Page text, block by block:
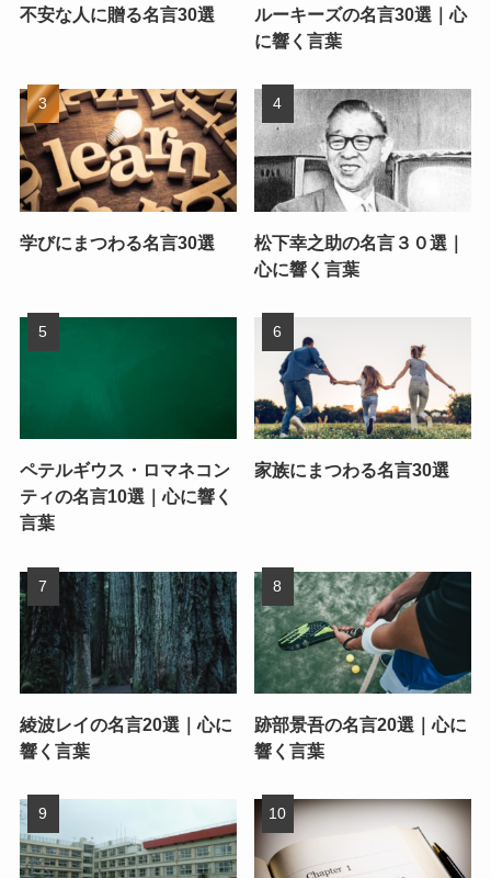
不安な人に贈る名言30選
ルーキーズの名言30選｜心
に響く言葉
学びにまつわる名言30選
松下幸之助の名言３０選｜
心に響く言葉
ペテルギウス・ロマネコン
ティの名言10選｜心に響く
言葉
家族にまつわる名言30選
綾波レイの名言20選｜心に
響く言葉
跡部景吾の名言20選｜心に
響く言葉